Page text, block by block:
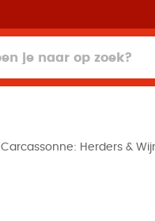
Carcassonne: Herders &